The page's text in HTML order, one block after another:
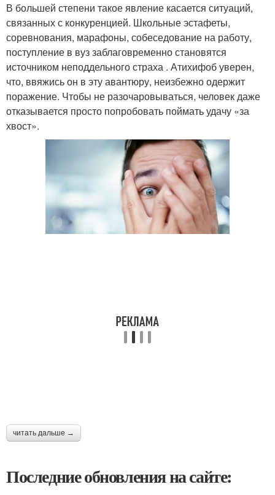
В большей степени такое явление касается ситуаций,
связанных с конкуренцией. Школьные эстафеты,
соревнования, марафоны, собеседование на работу,
поступление в вуз заблаговременно становятся
источником неподдельного страха . Атихифоб уверен,
что, ввяжись он в эту авантюру, неизбежно одержит
поражение. Чтобы не разочаровываться, человек даже
отказывается просто попробовать поймать удачу «за
хвост».
читать дальше →
Последние обновления на сайте: